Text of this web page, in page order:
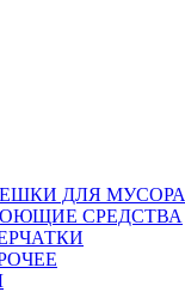
ДЛЯ МУСОРА
СРЕДСТВА